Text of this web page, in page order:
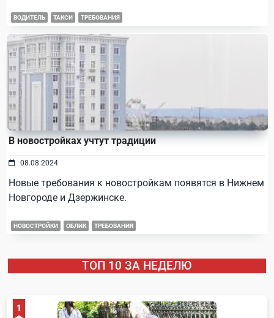
ВОДИТЕЛЬ ТАКСИ ТРЕБОВАНИЯ
В новостройках учтут традиции
08.08.2024
Новые требования к новостройкам появятся в Нижнем
Новгороде и Дзержинске.
НОВОСТРОЙКИ ОБЛИК ТРЕБОВАНИЯ
ТОП 10 ЗА НЕДЕЛЮ